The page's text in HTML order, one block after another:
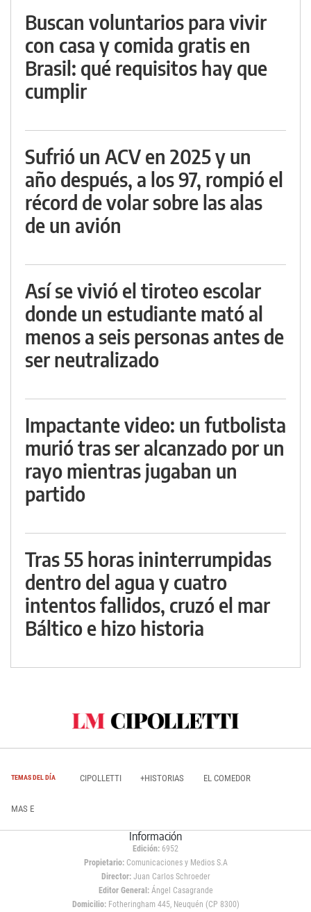
Buscan voluntarios para vivir
con casa y comida gratis en
Brasil: qué requisitos hay que
cumplir
Sufrió un ACV en 2025 y un
año después, a los 97, rompió el
récord de volar sobre las alas
de un avión
Así se vivió el tiroteo escolar
donde un estudiante mató al
menos a seis personas antes de
ser neutralizado
Impactante video: un futbolista
murió tras ser alcanzado por un
rayo mientras jugaban un
partido
Tras 55 horas ininterrumpidas
dentro del agua y cuatro
intentos fallidos, cruzó el mar
Báltico e hizo historia
TEMAS DEL DÍA CIPOLLETTI +HISTORIAS EL COMEDOR
MAS E
Información
Edición: 6952
Propietario:Comunicaciones y Medios S.A
Director: Juan Carlos Schroeder
Editor General:Ángel Casagrande
Domicilio:Fotheringham 445, Neuquén (CP 8300)